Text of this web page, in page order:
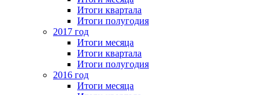
Итоги квартала
Итоги полугодия
2017 год
Итоги месяца
Итоги квартала
Итоги полугодия
2016 год
Итоги месяца